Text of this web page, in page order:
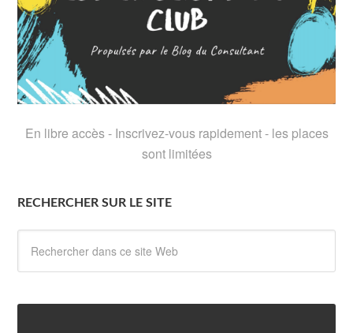
En libre accès - Inscrivez-vous rapidement - les places
sont limitées
RECHERCHER SUR LE SITE